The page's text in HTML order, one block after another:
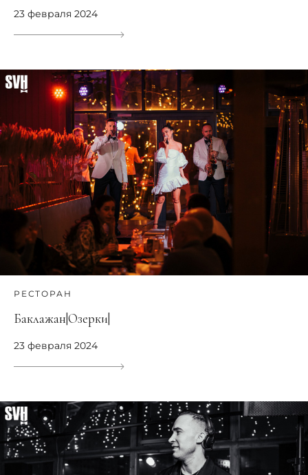
23 февраля 2024
РЕСТОРАН
Баклажан|Озерки|
23 февраля 2024